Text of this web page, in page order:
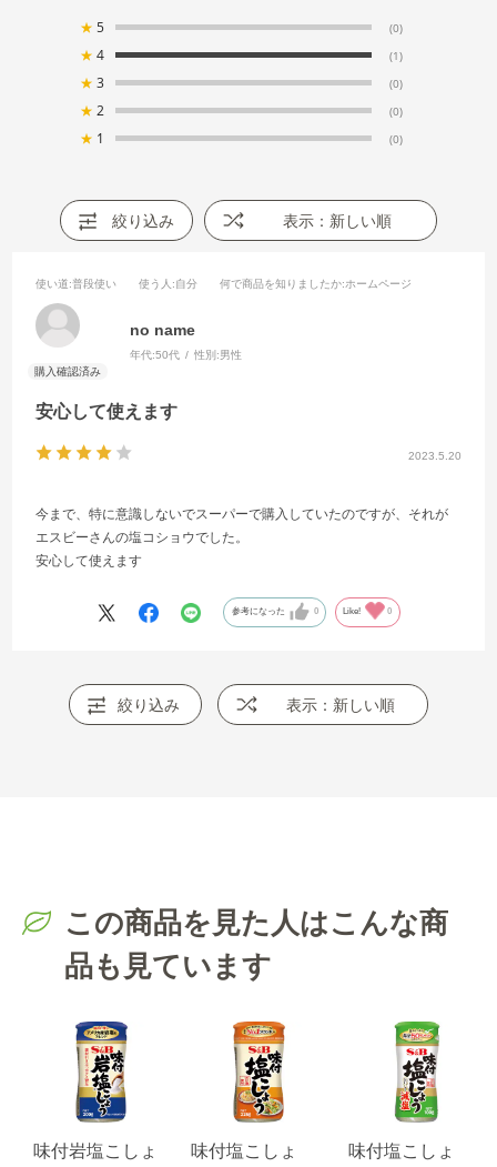
★ 5 (0)
★ 4 (1)
★ 3 (0)
★ 2 (0)
★ 1 (0)
絞り込み 表示：新しい順
2023.5.20
安心して使えます
使い道:普段使い 使う人 :自分 何で商品を知りましたか:ホームページ
no name
年代:50代 性別:男性
今まで、特に意識しないでスーパーで購入していたのですが、それが
エスビーさんの塩コショウでした。
安心して使えます
参考になった 0 Like! 0
絞り込み 表示：新しい順
この商品を見た人はこんな商
品も見ています
味付岩塩こしょ
味付塩こしょ
味付塩こしょ